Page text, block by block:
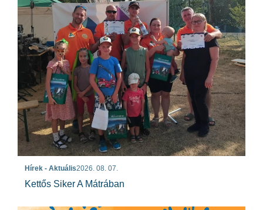
Hírek - Aktuális2026. 08. 07.
Kettős Siker A Mátrában